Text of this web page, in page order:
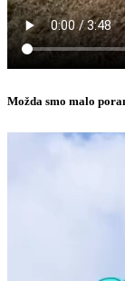
Možda smo malo